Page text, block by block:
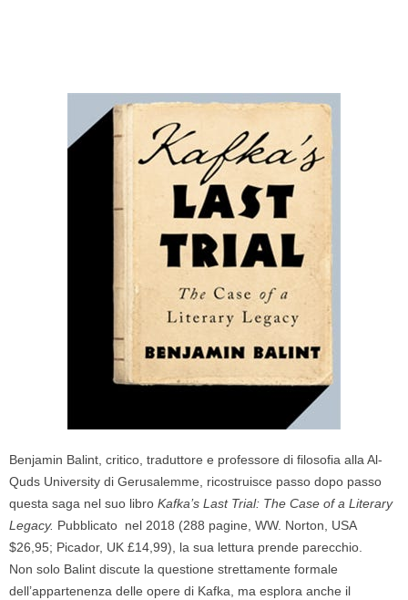
Benjamin Balint, critico, traduttore e professore di filosofia alla Al-
Quds University di Gerusalemme, ricostruisce passo dopo passo
questa saga nel suo libro Kafka’s Last Trial: The Case of a Literary
Legacy. Pubblicato nel 2018 (288 pagine, WW. Norton, USA
$26,95; Picador, UK £14,99), la sua lettura prende parecchio.
Non solo Balint discute la questione strettamente formale
dell’appartenenza delle opere di Kafka, ma esplora anche il